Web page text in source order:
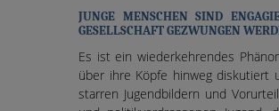
JUNGE MENSCHEN SIND
GESELLSCHAFT GEZWUNGEN
Es ist ein wiederkehrendes
über ihre Köpfe hinweg diskutiert
starren Jugendbildern und